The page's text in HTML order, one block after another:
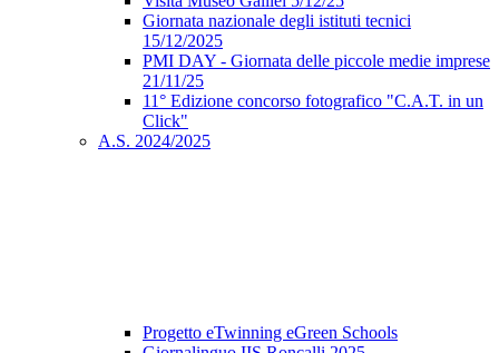
Giornata nazionale degli istituti tecnici
15/12/2025
PMI DAY - Giornata delle piccole medie imprese
21/11/25
11° Edizione concorso fotografico "C.A.T. in un
Click"
A.S. 2024/2025
Progetto eTwinning eGreen Schools